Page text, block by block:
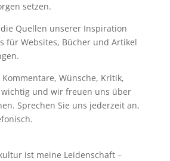
setzen.
Quellen unserer Inspiration
für Websites, Bücher und Artikel
Wünsche, Kritik,
und wir freuen uns über
Sprechen Sie uns jederzeit an,
ist meine Leidenschaft –